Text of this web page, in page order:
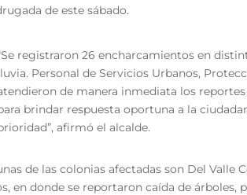
de este sábado.
registraron 26 encharcamientos en
Personal de Servicios Urbanos,
de manera inmediata los
brindar respuesta oportuna a la
afirmó el alcalde.
de las colonias afectadas son Del Valle
en donde se reportaron caída de árboles,